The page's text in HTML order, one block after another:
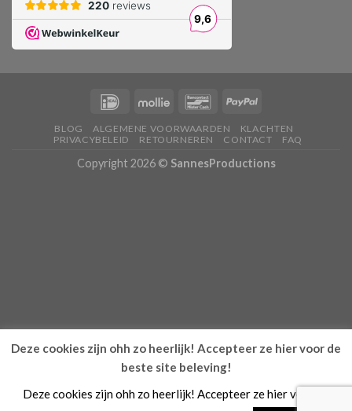
BLOG ALGEMENE VOORWAARDEN
KLACHTEN
PRIVACYBELEID
RETOURNEREN CONTACT FAQ
Copyright 2026 © SannesProductions
Deze cookies zijn ohh zo heerlijk! Accepteer ze hier voor de
beste site beleving!
Deze cookies zijn ohh zo heerlijk! Accepteer ze hier voor de